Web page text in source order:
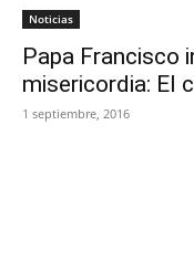
Noticias
Papa Francisco
misericordia: El
1 septiembre, 2016